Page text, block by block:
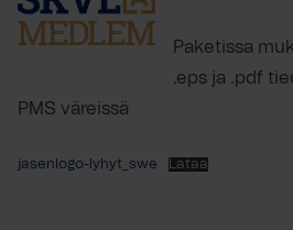
Paketissa
.eps ja .pdf
PMS väreissä
jasenlogo-lyhyt_swe Lataa